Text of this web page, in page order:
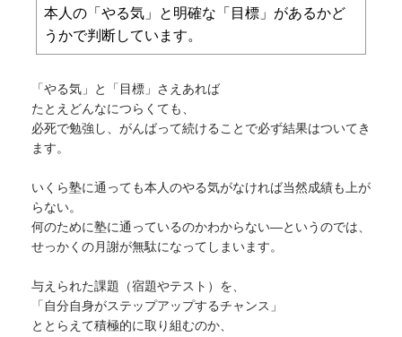
本人の「やる気」と明確な「目標」があるかど
うかで判断しています。
「やる気」と「目標」さえあれば
たとえどんなにつらくても、
必死で勉強し、がんばって続けることで必ず結果はついてき
ます。
いくら塾に通っても本人のやる気がなければ当然成績も上が
らない。
何のために塾に通っているのかわからない―というのでは、
せっかくの月謝が無駄になってしまいます。
与えられた課題（宿題やテスト）を、
「自分自身がステップアップするチャンス」
ととらえて積極的に取り組むのか、